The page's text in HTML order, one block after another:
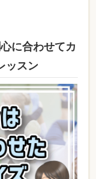
に合わせてカ
ッスン